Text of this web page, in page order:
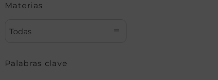
Materias
Todas
Palabras clave